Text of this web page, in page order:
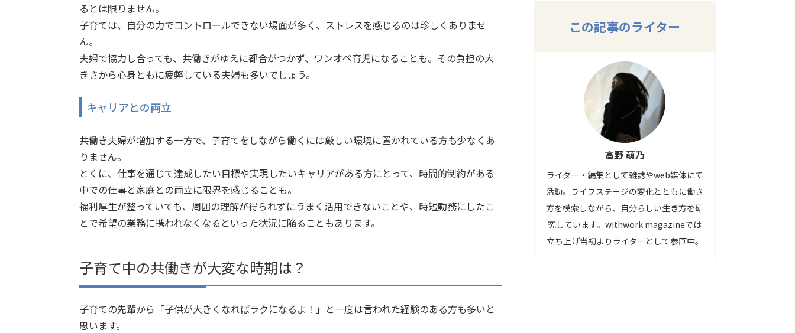
るとは限りません。
子育ては、自分の力でコントロールできない場面が多く、ストレスを感じるのは珍しくありませ
ん。
夫婦で協力し合っても、共働きがゆえに都合がつかず、ワンオペ育児になることも。その負担の大
きさから心身ともに疲弊している夫婦も多いでしょう。
キャリアとの両立
共働き夫婦が増加する一方で、子育てをしながら働くには厳しい環境に置かれている方も少なくあ
りません。
とくに、仕事を通じて達成したい目標や実現したいキャリアがある方にとって、時間的制約がある
中での仕事と家庭との両立に限界を感じることも。
福利厚生が整っていても、周囲の理解が得られずにうまく活用できないことや、時短勤務にしたこ
とで希望の業務に携われなくなるといった状況に陥ることもあります。
子育て中の共働きが大変な時期は？
子育ての先輩から「子供が大きくなればラクになるよ！」と一度は言われた経験のある方も多いと
思います。
この記事のライター
高野 萌乃
ライター・編集として雑誌やweb媒体にて
活動。ライフステージの変化とともに働き
方を模索しながら、自分らしい生き方を研
究しています。withwork magazineでは
立ち上げ当初よりライターとして参画中。